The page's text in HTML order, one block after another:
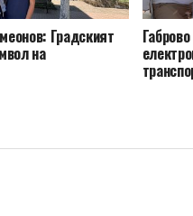
Градският
на